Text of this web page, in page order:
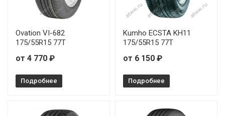
Ovation VI-682
175/55R15 77T
от 4 770 ₽
Подробнее
Kumho ECSTA KH11
175/55R15 77T
от 6 150 ₽
Подробнее